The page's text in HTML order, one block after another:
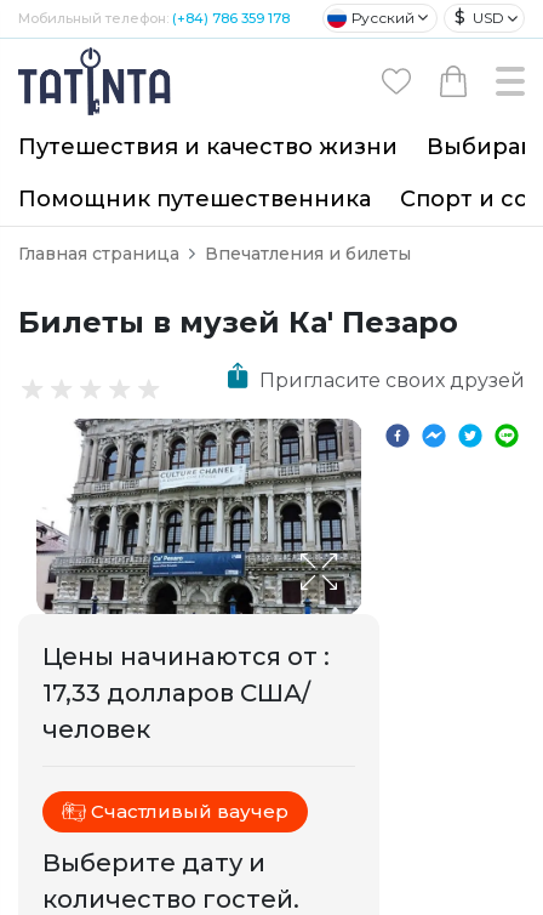
Мобильный телефон: (+84) 786 359 178 Русский $ USD
Путешествия и качество жизни
Помощник путешественника
Спорт и
Главная страница Впечатления и билеты
Билеты в музей Ка' Пезаро
Пригласите своих друзей
Цены начинаются от :
17,33 долларов США/
человек
Счастливый ваучер
Выберите дату и
количество гостей.